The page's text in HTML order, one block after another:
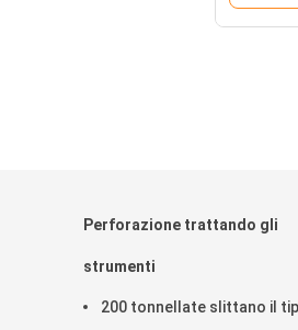
Perforazione trattando gli
strumenti
200 tonnellate slittano il